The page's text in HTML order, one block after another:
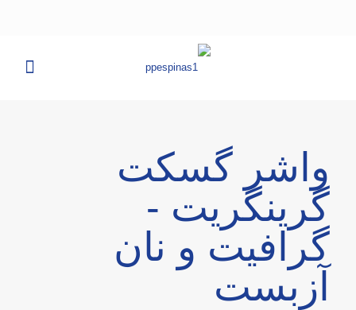
واشر گسکت
گرینگریت -
گرافیت و نان
آزبست